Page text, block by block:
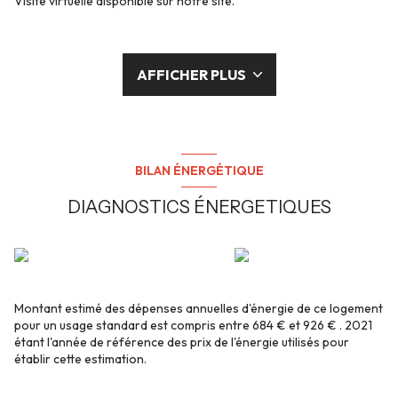
AFFICHER PLUS
BILAN ÉNERGÉTIQUE
DIAGNOSTICS ÉNERGETIQUES
Montant estimé des dépenses annuelles d'énergie de ce logement
pour un usage standard est compris entre 684 € et 926 € . 2021
étant l'année de référence des prix de l'énergie utilisés pour
établir cette estimation.